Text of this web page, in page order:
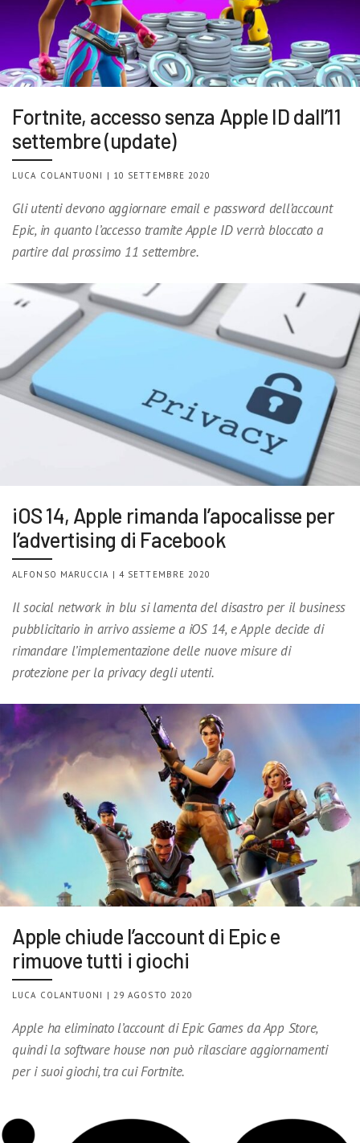
Fortnite, accesso senza Apple ID dall’11
settembre (update)
LUCA COLANTUONI | 10 SETTEMBRE 2020
Gli utenti devono aggiornare email e password dell’account
Epic, in quanto l’accesso tramite Apple ID verrà bloccato a
partire dal prossimo 11 settembre.
iOS 14, Apple rimanda l’apocalisse per
l’advertising di Facebook
ALFONSO MARUCCIA | 4 SETTEMBRE 2020
Il social network in blu si lamenta del disastro per il business
pubblicitario in arrivo assieme a iOS 14, e Apple decide di
rimandare l’implementazione delle nuove misure di
protezione per la privacy degli utenti.
Apple chiude l’account di Epic e
rimuove tutti i giochi
LUCA COLANTUONI | 29 AGOSTO 2020
Apple ha eliminato l’account di Epic Games da App Store,
quindi la software house non può rilasciare aggiornamenti
per i suoi giochi, tra cui Fortnite.